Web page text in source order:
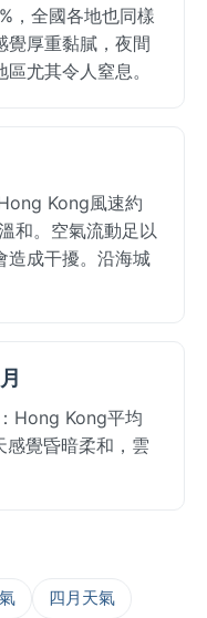
，全國各地也同樣
覺厚重黏膩，夜間
尤其令人窒息。
Kong風速約
和。空氣流動足以
造成干擾。沿海城
Hong Kong平均
感覺昏暗柔和，雲
四月天氣